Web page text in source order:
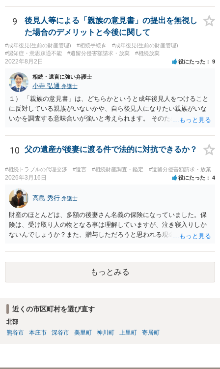
の預金を振り込めば終了など）を記載した合意書等の書面を作成して
もらう。 ②相談者様はその書面の内容をしっかり確認する。納得でき
ない部分があれば、説明を求めたり、修正を求める。 なお、相続に
関してお互いに債権債務がないことを確認する旨を記載してもらいま
しょう。その記載があれば、相続の件は終了となります。 ③合意書等
が納得できる内容になれば、お互いに署名捺印する。 という流れで
捺印する前に、相談者様も別の弁護士に相談して確認してもらうので
もいいと思います。 ⑵振込先が弁護士宛であることについて 代理人弁
護士の預り口座を振込先とするのはよくあることです。 問題ないと思
います。
9
後見人等による「親族の意見書」の提出を無視し
た場合のデメリットと今後に関して
#成年後見(生前の財産管理) #相続手続き
#成年後見(生前の財産管理)
#認知症・意思疎通不能
#遺留分侵害額請求・放棄 #相続放棄
2022年8月2日 役にたった 9
相続・遺言に強い弁護士
小寺 弘通 弁護士
１） 「親族の意見書」は、どちらかというと成年後見人をつけること
に反対している親族がいないかや、自ら後見人になりたい親族がいな
いかを調査する意味合いが強いと考えられます。 そのため、ご相談の
す。 ２） 場合によっては、介護や被後見人の財産の処分等に関して、
後見人から相談があることも考えられます。 また、お祖母さんがお亡
くなりになった場合、相続人となる可能性がありますが、 その場合は
相続放棄されれば問題ありません。 ３） 完全に拒否する方法はないか
もしれませんが、 関わりを持ちたくないとのことでしたら、親族の意
見書にその旨を記載して提出しておけば良いかも知れません。 後見人
としても、関わりを拒否している親族にあえて連絡をしてくる可能性
は低いと考えられます。 以上、ご参考になさってください。
10 父の遺産が後妻に渡る件で法的に対抗できるか？
#相続トラブルの代理交渉 #遺言 #相続財産調査・鑑定 #遺留分侵害額請求・放棄
2026年3月16日 役にたった 4
高島 秀行 弁護士
財産のほとんどは、多額の後妻さん名義の保険になっていました。保
険は、受け取り人の物となる事は理解していますが、泣き寝入りしか
ないんでしょうか？また、贈与しただろうと思われる現金の引き出し
うか？ 保険は原則として受取人のものですが、遺産全体での保険金
の割合が高い場合、掛け金が一括払いで、保険金が掛け金の額と同様
の額の場合などは特別受益として遺留分の対象となる可能性がありま
す。 多額の現金の引き出しは、相手に渡ったかどうか、そのとき父
もっとみる
近くの市区町村を選び直す
北部
熊谷市
本庄市 深谷市 美里町 神川町 上里町 寄居町